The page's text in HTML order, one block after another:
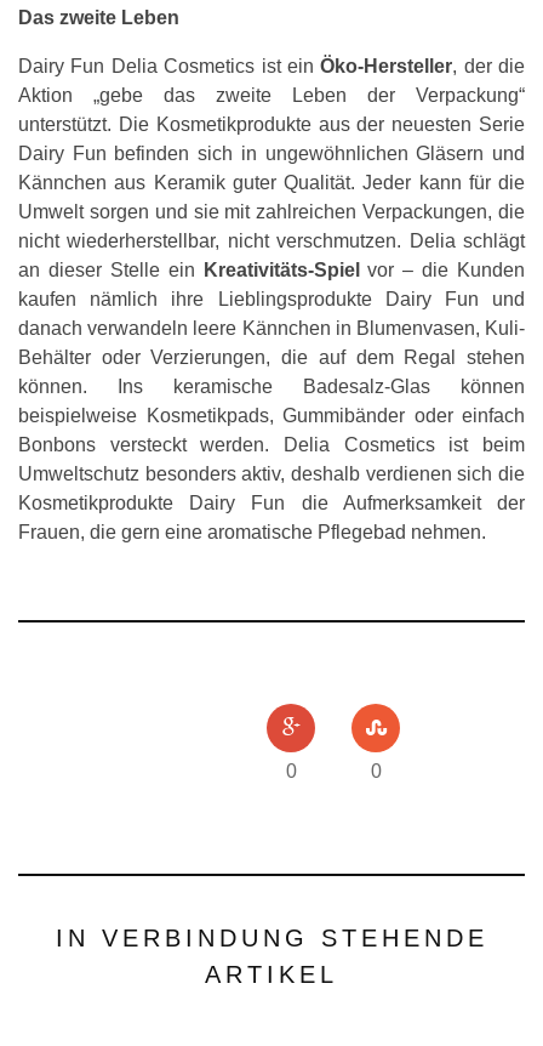
Das zweite Leben
Dairy Fun Delia Cosmetics ist einÖko-Hersteller, der die
Aktion „gebe das zweite Leben der Verpackung“
unterstützt. Die Kosmetikprodukte aus der neuesten Serie
Dairy Fun befinden sich in ungewöhnlichen Gläsern und
Kännchen aus Keramik guter Qualität. Jeder kann für die
Umwelt sorgen und sie mit zahlreichen Verpackungen, die
nicht wiederherstellbar, nicht verschmutzen. Delia schlägt
an dieser Stelle ein
Kreativitäts-Spiel vor – die Kunden
kaufen nämlich ihre Lieblingsprodukte Dairy Fun und
danach verwandeln leere Kännchen in Blumenvasen, Kuli-
Behälter oder Verzierungen, die auf dem Regal stehen
können. Ins keramische Badesalz-Glas können
beispielweise Kosmetikpads, Gummibänder oder einfach
Bonbons versteckt werden. Delia Cosmetics ist beim
Umweltschutz besonders aktiv, deshalb verdienen sich die
Kosmetikprodukte Dairy Fun die Aufmerksamkeit der
Frauen, die gern eine aromatische Pflegebad nehmen.
0 0
IN VERBINDUNG STEHENDE
ARTIKEL